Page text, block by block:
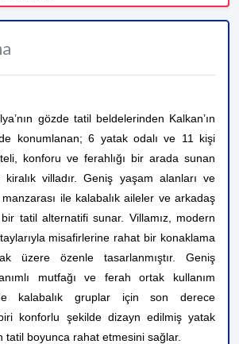
gözde tatil beldelerinden Kalkan’ın
konumlanan; 6 yatak odalı ve 11 kişi
konforu ve ferahlığı bir arada sunan
villadır. Geniş yaşam alanları ve
ile kalabalık aileler ve arkadaş
tatil alternatifi sunar. Villamız, modern
misafirlerine rahat bir konaklama
üzere özenle tasarlanmıştır. Geniş
mutfağı ve ferah ortak kullanım
kalabalık gruplar için son derece
biri konforlu şekilde dizayn edilmiş yatak
tatil boyunca rahat etmesini sağlar.